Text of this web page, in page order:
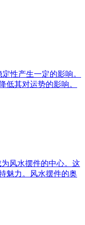
性产生一定的影响。
其对运势的影响。
风水摆件的中心。这
魅力。风水摆件的奥